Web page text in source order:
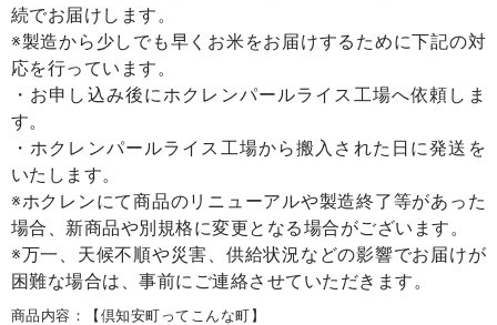
続でお届けします。
※製造から少しでも早くお米をお届けするために下記の対
応を行っています。
・お申し込み後にホクレンパールライス工場へ依頼しま
す。
・ホクレンパールライス工場から搬入された日に発送を
いたします。
※ホクレンにて商品のリニューアルや製造終了等があった
場合、新商品や別規格に変更となる場合がございます。
※万一、天候不順や災害、供給状況などの影響でお届けが
困難な場合は、事前にご連絡させていただきます。
商品内容：【倶知安町ってこんな町】